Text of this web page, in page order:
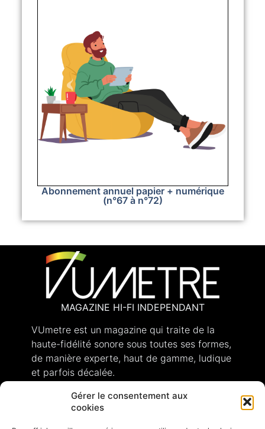
Gérer le consentement aux
cookies
Abonnement annuel papier + numérique
(n°67 à n°72)
MAGAZINE HI-FI INDEPENDANT
VUmetre est un magazine qui traite de la
haute-fidélité sonore sous toutes ses formes,
de manière experte, haut de gamme, ludique
et parfois décalée.